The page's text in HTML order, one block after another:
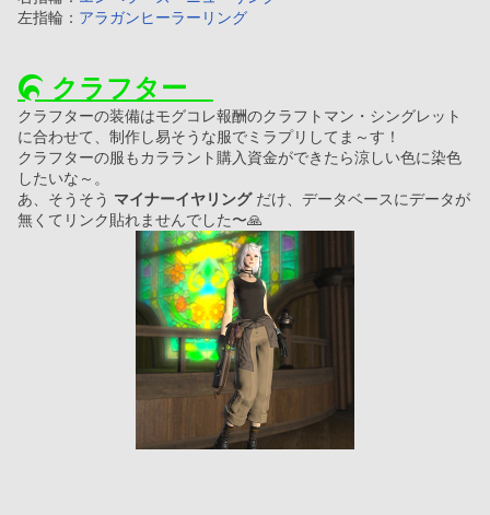
左指輪： アラガンヒーラーリング
 クラフター
クラフターの装備はモグコレ報酬のクラフトマン・シングレット
に合わせて、制作し易そうな服でミラプリしてま～す！
クラフターの服もカララント購入資金ができたら涼しい色に染色
したいな～。
あ、そうそう マイナーイヤリング だけ、データベースにデータが
無くてリンク貼れませんでした〜🙏